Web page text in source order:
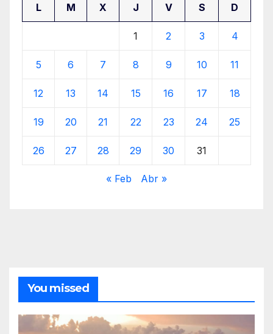
L M X J V S D
1 2 3 4
5 6 7 8 9 10 11
12 13 14 15 16 17 18
19 20 21 22 23 24 25
26 27 28 29 30 31
« Feb Abr »
You missed